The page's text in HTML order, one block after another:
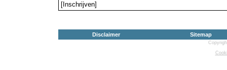
[Inschrijven]
Disclaimer Sitemap